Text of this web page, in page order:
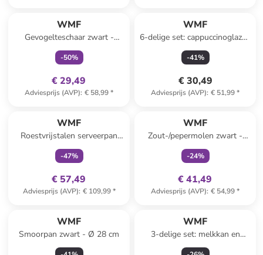
WMF
Gevogelteschaar zwart -
(L)24,5 cm
-50%
€ 29,49
Adviesprijs (AVP): € 58,99*
WMF
6-delige set: cappuccinoglazen
"Kult" transparant - 250 ml
-41%
€ 30,49
Adviesprijs (AVP): € 51,99*
WMF
Roestvrijstalen serveerpan
"Durado" - Ø 28 cm
-47%
€ 57,49
Adviesprijs (AVP): € 109,99*
WMF
Zout-/pepermolen zwart -
(H)42,3 x Ø 8,2 cm
-24%
€ 41,49
Adviesprijs (AVP): € 54,99*
WMF
Smoorpan zwart - Ø 28 cm
WMF
3-delige set: melkkan en
suikerpot wit